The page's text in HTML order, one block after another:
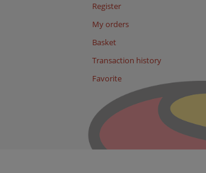
Register
My orders
Basket
Transaction history
Favorite